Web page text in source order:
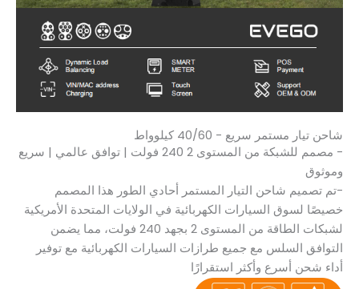
شاحن تيار مستمر سريع - 40/60 كيلوواط
- مصمم للشبكة من المستوى 2 240 فولت | توافق عالمي | سريع
وموثوق
-تم تصميم شاحن التيار المستمر أحادي الطور هذا المصمم
خصيصًا لسوق السيارات الكهربائية في الولايات المتحدة الأمريكية
لشبكات الطاقة من المستوى 2 بجهد 240 فولت، مما يضمن
التوافق السلس مع جميع طرازات السيارات الكهربائية مع توفير
أداء شحن أسرع وأكثر استقرارًا